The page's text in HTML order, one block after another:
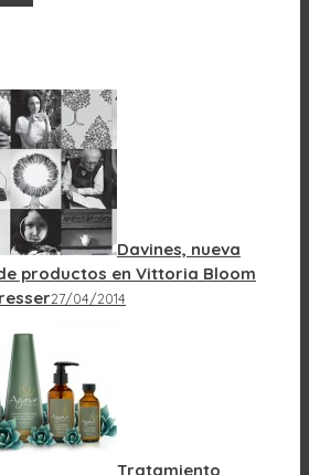
Davines, nueva
productos en Vittoria Bloom
27/04/2014
Tratamiento